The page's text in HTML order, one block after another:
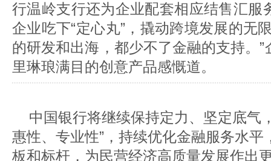
行温岭支行还为企业配套相应结售汇服
企业吃下“定心丸”，撬动跨境发展的无
的研发和出海，都少不了金融的支持。
里琳琅满目的创意产品感慨道。
中国银行将继续保持定力、坚定底气
惠性、专业性”，持续优化金融服务水
板和标杆，为民营经济高质量发展作出